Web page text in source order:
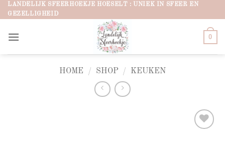
Ga
naar
LANDELIJK SFEERHOEKJE HOESELT : UNIEK IN SFEER EN
GEZELLIGHEID
0
HOME / SHOP / KEUKEN